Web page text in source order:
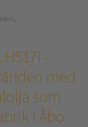
-
med
som
i Åbo